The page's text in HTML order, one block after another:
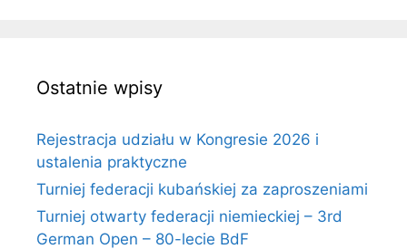
Ostatnie wpisy
Rejestracja udziału w Kongresie 2026 i
ustalenia praktyczne
Turniej federacji kubańskiej za zaproszeniami
Turniej otwarty federacji niemieckiej – 3rd
German Open – 80-lecie BdF